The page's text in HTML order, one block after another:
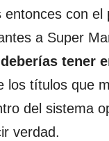
entonces con el
a Super
deberías tener
los títulos que
del sistema
verdad.